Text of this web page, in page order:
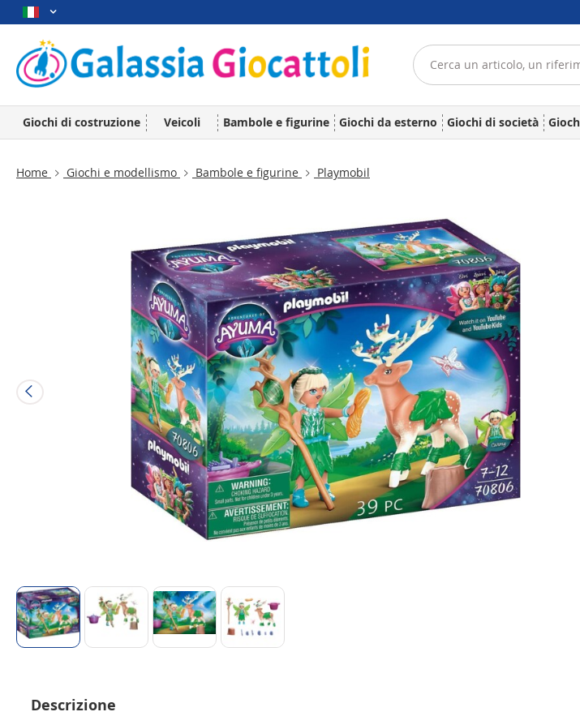
Giochi di costruzione Veicoli Bambole e figurine Giochi da esterno Giochi di società
Home Giochi e modellismo Bambole e figurine Playmobil
Descrizione